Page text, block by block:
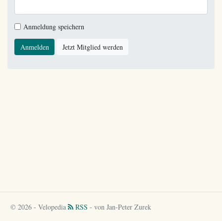
Anmeldung speichern
Anmelden Jetzt Mitglied werden
© 2026 - Velopedia RSS - von Jan-Peter Zurek